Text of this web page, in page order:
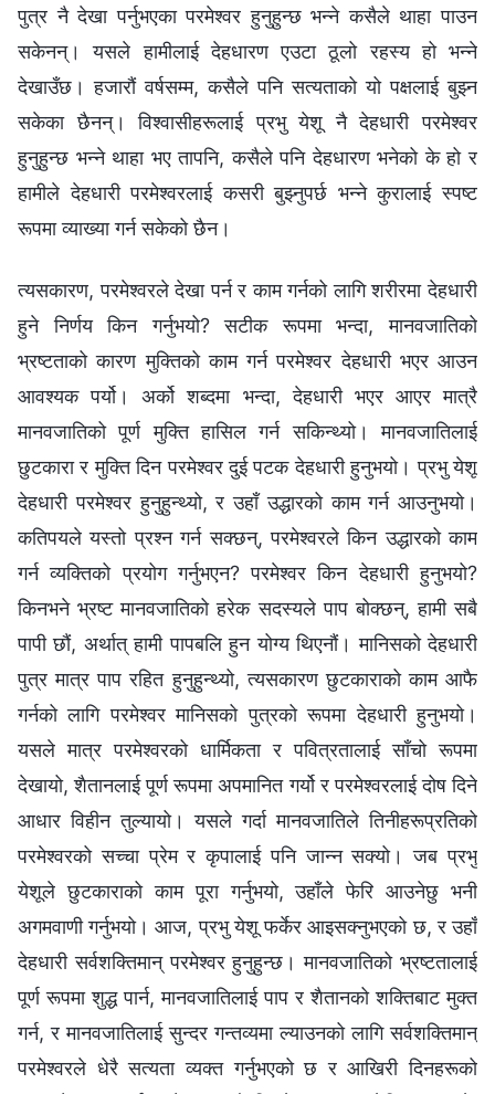
पुत्र नै देखा पर्नुभएका परमेश्‍वर हुनुहुन्छ भन्‍ने कसैले थाहा पाउन
सकेनन्। यसले हामीलाई देहधारण एउटा ठूलो रहस्य हो भन्‍ने
देखाउँछ। हजारौं वर्षसम्‍म, कसैले पनि सत्यताको यो पक्षलाई बुझ्‍न
सकेका छैनन्। विश्‍वासीहरूलाई प्रभु येशू नै देहधारी परमेश्‍वर
हुनुहुन्छ भन्‍ने थाहा भए तापनि, कसैले पनि देहधारण भनेको के हो र
हामीले देहधारी परमेश्‍वरलाई कसरी बुझ्‍नुपर्छ भन्‍ने कुरालाई स्पष्ट
रूपमा व्याख्या गर्न सकेको छैन।
त्यसकारण, परमेश्‍वरले देखा पर्न र काम गर्नको लागि शरीरमा देहधारी
हुने निर्णय किन गर्नुभयो? सटीक रूपमा भन्दा, मानवजातिको
भ्रष्टताको कारण मुक्तिको काम गर्न परमेश्‍वर देहधारी भएर आउन
आवश्यक पर्यो। अर्को शब्‍दमा भन्दा, देहधारी भएर आएर मात्रै
मानवजातिको पूर्ण मुक्ति हासिल गर्न सकिन्थ्यो। मानवजातिलाई
छुटकारा र मुक्ति दिन परमेश्‍वर दुई पटक देहधारी हुनुभयो। प्रभु येशू
देहधारी परमेश्‍वर हुनुहुन्थ्यो, र उहाँ उद्धारको काम गर्न आउनुभयो।
कतिपयले यस्तो प्रश्‍न गर्न सक्छन्, परमेश्‍वरले किन उद्धारको काम
गर्न व्यक्तिको प्रयोग गर्नुभएन? परमेश्‍वर किन देहधारी हुनुभयो?
किनभने भ्रष्ट मानवजातिको हरेक सदस्यले पाप बोक्छन्, हामी सबै
पापी छौं, अर्थात् हामी पापबलि हुन योग्य थिएनौं। मानिसको देहधारी
पुत्र मात्र पाप रहित हुनुहुन्थ्यो, त्यसकारण छुटकाराको काम आफै
गर्नको लागि परमेश्‍वर मानिसको पुत्रको रूपमा देहधारी हुनुभयो।
यसले मात्र परमेश्‍वरको धार्मिकता र पवित्रतालाई साँचो रूपमा
देखायो, शैतानलाई पूर्ण रूपमा अपमानित गर्यो र परमेश्‍वरलाई दोष दिने
आधार विहीन तुल्यायो। यसले गर्दा मानवजातिले तिनीहरूप्रतिको
परमेश्‍वरको सच्‍चा प्रेम र कृपालाई पनि जान्‍न सक्यो। जब प्रभु
येशूले छुटकाराको काम पूरा गर्नुभयो, उहाँले फेरि आउनेछु भनी
अगमवाणी गर्नुभयो। आज, प्रभु येशू फर्केर आइसक्‍नुभएको छ, र उहाँ
देहधारी सर्वशक्तिमान्‌ परमेश्‍वर हुनुहुन्छ। मानवजातिको भ्रष्टतालाई
पूर्ण रूपमा शुद्ध पार्न, मानवजातिलाई पाप र शैतानको शक्तिबाट मुक्त
गर्न, र मानवजातिलाई सुन्दर गन्तव्यमा ल्याउनको लागि सर्वशक्तिमान्‌
परमेश्‍वरले धेरै सत्यता व्यक्त गर्नुभएको छ र आखिरी दिनहरूको